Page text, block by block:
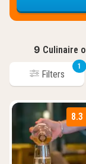
9 Culinaire
Filters
1
8.3